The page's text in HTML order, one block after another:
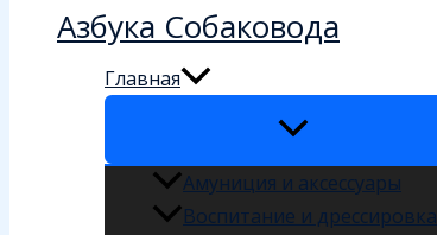
Азбука Собаковода
Главная
Амуниция и аксессуары
Воспитание и дрессировка